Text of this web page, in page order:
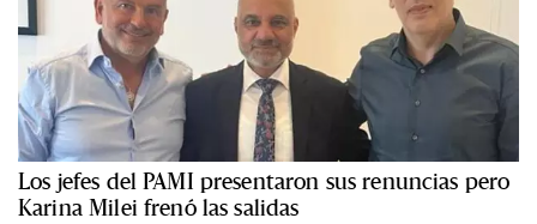
Los jefes del PAMI presentaron sus renuncias pero
Karina Milei frenó las salidas